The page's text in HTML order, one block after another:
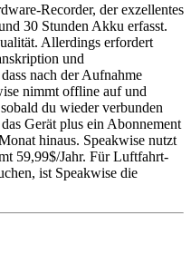
Recorder, der exzellentes
30 Stunden Akku erfasst.
Allerdings erfordert
und
nach der Aufnahme
nimmt offline auf und
du wieder verbunden
Gerät plus ein Abonnement
hinaus. Speakwise nutzt
59,99$/Jahr. Für Luftfahrt-
ist Speakwise die